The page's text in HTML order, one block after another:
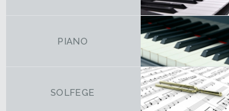
PIANO
SOLFEGE